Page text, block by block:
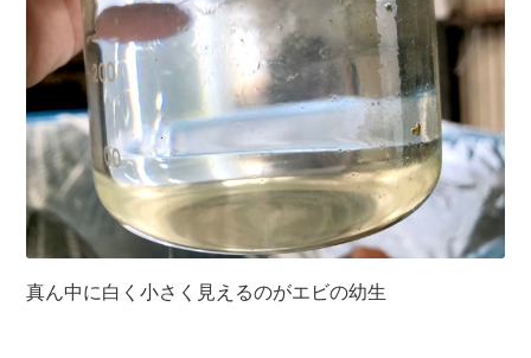
真ん中に白く小さく見えるのがエビの幼生